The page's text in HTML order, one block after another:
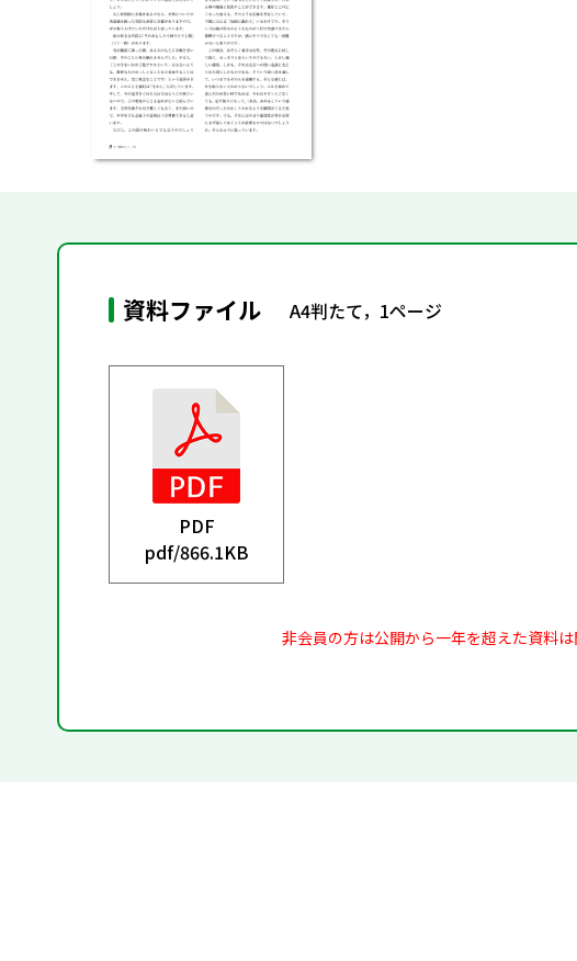
資料ファイル A4判たて，1ページ
PDF
pdf/866.1KB
非会員の方は公開から一年を超えた資料は